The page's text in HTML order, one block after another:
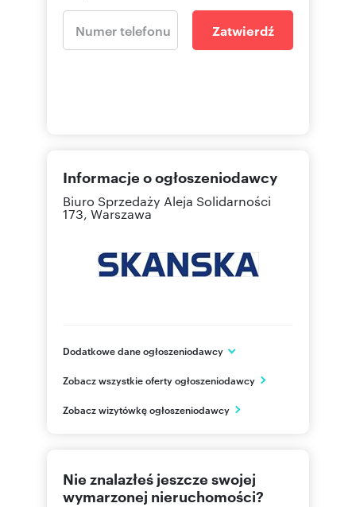
Zatwierdź
Informacje o ogłoszeniodawcy
Biuro Sprzedaży Aleja Solidarności
173, Warszawa
Dodatkowe dane ogłoszeniodawcy
Aleja "Solidarności" 173
mazowieckie
22 509 Pokaż telefon
Zobacz wszystkie oferty ogłoszeniodawcy
Zobacz wizytówkę ogłoszeniodawcy
Nie znalazłeś jeszcze swojej
wymarzonej nieruchomości?